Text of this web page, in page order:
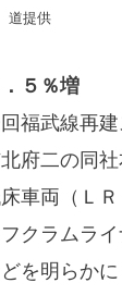
道提供
５％増
福武線再
府二の同
車両（ＬＲ
クラムラ
を明らか